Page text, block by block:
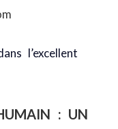
l’excellent
: UN